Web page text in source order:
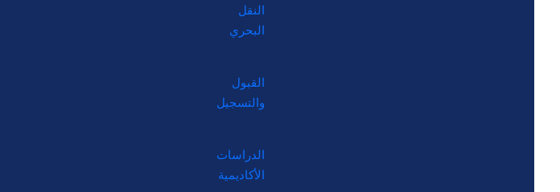
النقل
البحري
القبول
والتسجيل
الدراسات
الأكاديمية